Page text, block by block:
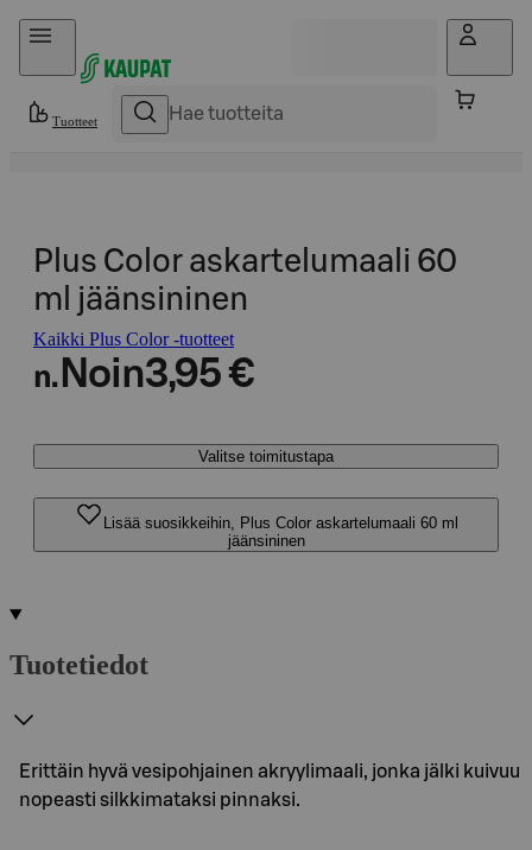
Hyppää sisältöön
Tuotteet
Plus Color askartelumaali 60
ml jäänsininen
Kaikki Plus Color -tuotteet
n. Noin3,95 €
Valitse toimitustapa
Lisää suosikkeihin, Plus Color askartelumaali 60 ml
jäänsininen
Tuotetiedot
Erittäin hyvä vesipohjainen akryylimaali, jonka jälki kuivuu
nopeasti silkkimataksi pinnaksi.